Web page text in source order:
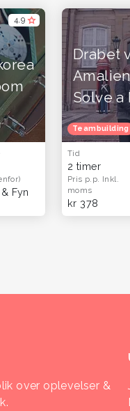
4,9
Fyn
Drabet
Solve a
Teambuilding
Tid
2 timer
Pris p.p. Inkl.
moms
kr 378
over oplevelser &